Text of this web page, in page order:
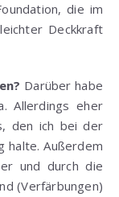
die im
Deckkraft
Darüber habe
Allerdings eher
den ich bei der
halte. Außerdem
und durch die
(Verfärbungen)